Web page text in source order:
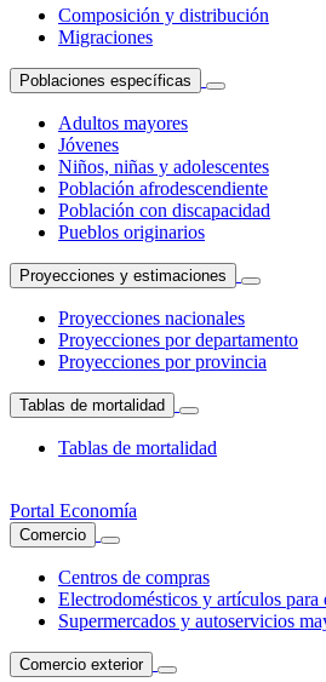
Composición y distribución
Migraciones
Poblaciones específicas
Adultos mayores
Jóvenes
Niños, niñas y adolescentes
Población afrodescendiente
Población con discapacidad
Pueblos originarios
Proyecciones y estimaciones
Proyecciones nacionales
Proyecciones por departamento
Proyecciones por provincia
Tablas de mortalidad
Tablas de mortalidad
Portal Economía
Comercio
Centros de compras
Electrodomésticos y artículos para
Supermercados y autoservicios
Comercio exterior